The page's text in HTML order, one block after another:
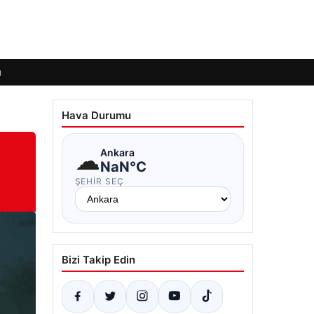
Hava Durumu
☁Ankara
NaN°C
ŞEHIR SEÇ
Bizi Takip Edin